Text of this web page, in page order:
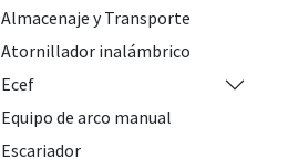
Almacenaje y Transporte
Atornillador inalámbrico
Ecef
Equipo de arco manual
Escariador